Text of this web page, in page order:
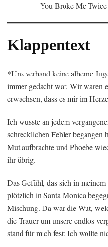
You Broke Me Twice
Klappentext
*Uns verband keine alberne
immer gedacht war. Wir waren
erwachsen, dass es mir im
Ich wusste an jedem
schrecklichen Fehler begangen
Mut aufbrachte und Phoebe
ihr übrig.
Das Gefühl, das sich in
plötzlich in Santa Monica
Mischung. Da war die Wut,
die Trauer um unsere endlos
stand für mich fest: Ich wollte